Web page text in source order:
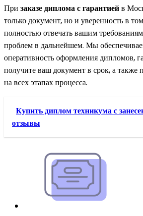
При заказе диплома с гарантиейв
только документ, но и уверенность в
полностью отвечать вашим
проблем в дальнейшем. Мы
оперативность оформления дипломов,
получите ваш документ в срок, а также
на всех этапах процесса.
Купить диплом техникума с
отзывы